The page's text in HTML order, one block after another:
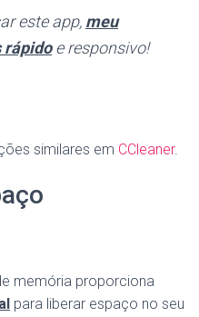
este app, meu
rápidoe responsivo!
similares em CCleaner.
memória proporciona
para liberar espaço no seu